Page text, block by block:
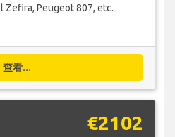
Zefira, Peugeot 807, etc.
查看...
€2102